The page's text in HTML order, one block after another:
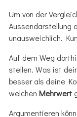
Um von der
Aussendarstellung
unausweichlich.
Auf dem Weg
stellen. Was ist
besser als deine
welchen Mehrwert
Argumentieren